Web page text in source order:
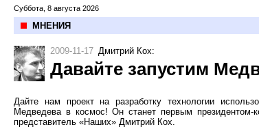
Суббота, 8 августа 2026
МНЕНИЯ
2009-11-17 Дмитрий Кох:
Давайте запустим
Дайте нам проект на разработку технологии
Медведева в космос! Он станет первым президентом-
представитель «Наших» Дмитрий Кох.